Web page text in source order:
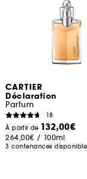
CARTIER
Déclaration
Parfum
18
À partir de 132,00€
264,00€ / 100ml
3 contenances